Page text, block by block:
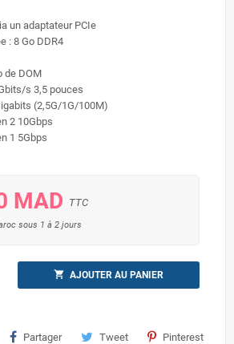
un adaptateur PCIe
: 8 Go DDR4
de DOM
s 3,5 pouces
(2,5G/1G/100M)
2 10Gbps
1 5Gbps
MAD TTC
sous 1 à 2 jours
shopping_cart AJOUTER AU PANIER
Partager Tweet Pinterest